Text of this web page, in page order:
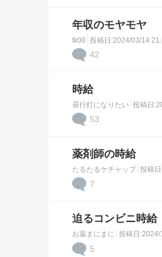
年収のモヤモヤ
tk00 投稿日:2024/03/14
42
時給
昼行灯になりたい 投稿日
53
薬剤師の時給
たるたるケチャップ 投稿
7
迫るコンビニ時給
お薬まにまに 投稿日
5